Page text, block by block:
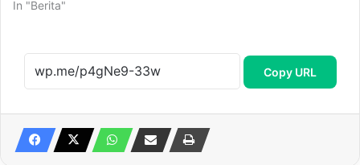
In "Berita"
Copy URL